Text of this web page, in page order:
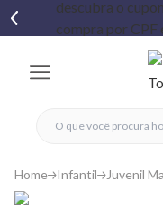
fechar menu
fechar menu
favoritos
Home Infantil Juvenil